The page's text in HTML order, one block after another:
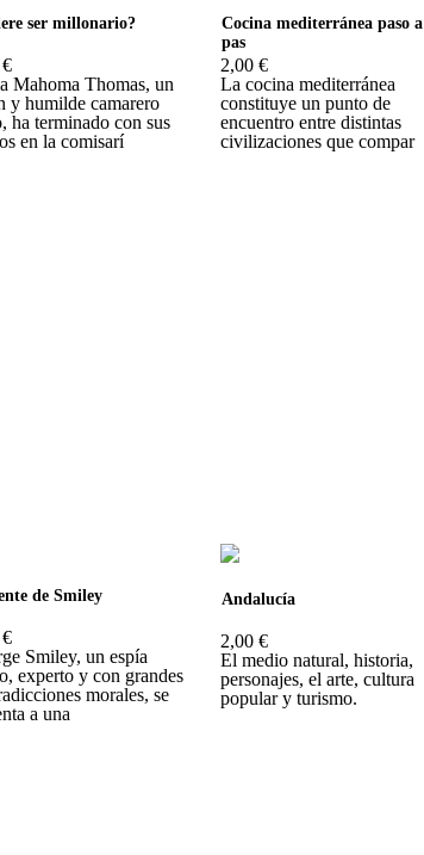
ser millonario?
Mahoma Thomas, un
y humilde camarero
ha terminado con sus
en la comisarí
Cocina mediterránea paso a
pas
2,00 €
La cocina mediterránea
constituye un punto de
encuentro entre distintas
civilizaciones que compar
de Smiley
Smiley, un espía
experto y con grandes
morales, se
a una
Andalucía
2,00 €
El medio natural, historia,
personajes, el arte, cultura
popular y turismo.